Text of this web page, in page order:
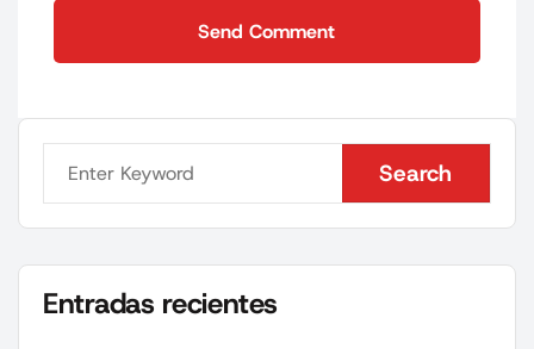
Send Comment
Search
Search
Entradas recientes